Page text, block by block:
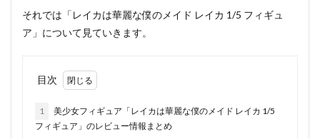
それでは「レイカは華麗な僕のメイド レイカ 1/5 フィギュ
ア」について見ていきます。
目次
1
美少女フィギュア「レイカは華麗な僕のメイド レイカ 1/5
フィギュア」のレビュー情報まとめ